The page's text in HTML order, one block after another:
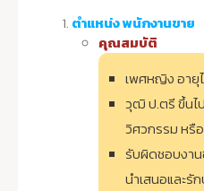
ตำแหน่ง พนักงานขาย
คุณสมบัติ
เพศหญิง อายุ
วุฒิ ป.ตรี ขึ้นไ
วิศวกรรม หรื
รับผิดชอบงาน
นำเสนอและรั